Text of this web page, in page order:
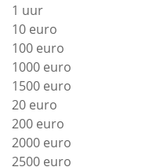
1 uur
10 euro
100 euro
1000 euro
1500 euro
20 euro
200 euro
2000 euro
2500 euro